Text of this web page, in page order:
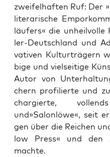
zwei­fel­haf­ten Ruf: Der
lite­ra­ri­sche
läu­fers« die
ler-Deutsch­land und
va­ti­ven Kul­tur­trä­gern
bi­ge und viel­sei­ti­ge
Autor von
chern pro­fi­lier­te und
char­gier­te,
und»Salonlöwe«, seit
gen über die Rei­chen
low Press« und den
machte.